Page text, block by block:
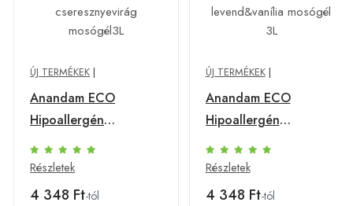
ÚJ TERMÉKEK |
Anandam ECO
Hipoallergén
cseresznyevirág
mosógél3L
Részletek
4 348 Ft-tól
ÚJ TERMÉKEK|
Anandam ECO
Hipoallergén
levend&vanília
mosógél 3L
Részletek
4 348 Ft-tól